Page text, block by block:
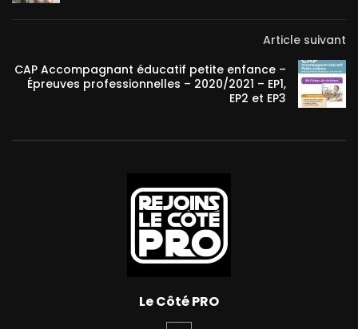
Article suivant
CAP Accompagnant éducatif petite enfance –
Épreuves professionnelles – 2020/2021 – EP1,
EP2 et EP3
Le Côté PRO